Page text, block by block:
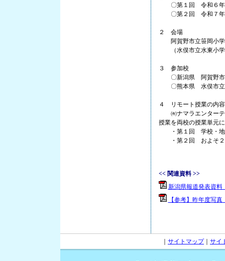
〇第１回 令和６年１
〇第２回 令和７年
２ 会場
阿賀野市立笹岡小学
（水俣市立水東小学
３ 参加校
〇新潟県 阿賀野市
〇熊本県 水俣市立
４ リモート授業の内容
㈲ナマラエンターテ
授業を両校の授業単元
・第１回 学校・地域
・第２回 およそ２
<< 関連資料 >>
新潟県報道発表資料
【参考】昨年度写
サイトマップ｜ サイ